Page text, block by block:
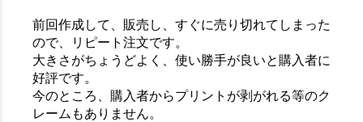
前回作成して、販売し、すぐに売り切れてしまった
ので、リピート注文です。
大きさがちょうどよく、使い勝手が良いと購入者に
好評です。
今のところ、購入者からプリントが剥がれる等のク
レームもありません。